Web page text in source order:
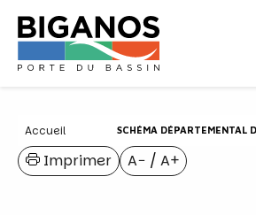
Accueil SCHÉMA DÉPARTEMENTAL DES ESPACES NATURELS
A− / A+
Imprimer